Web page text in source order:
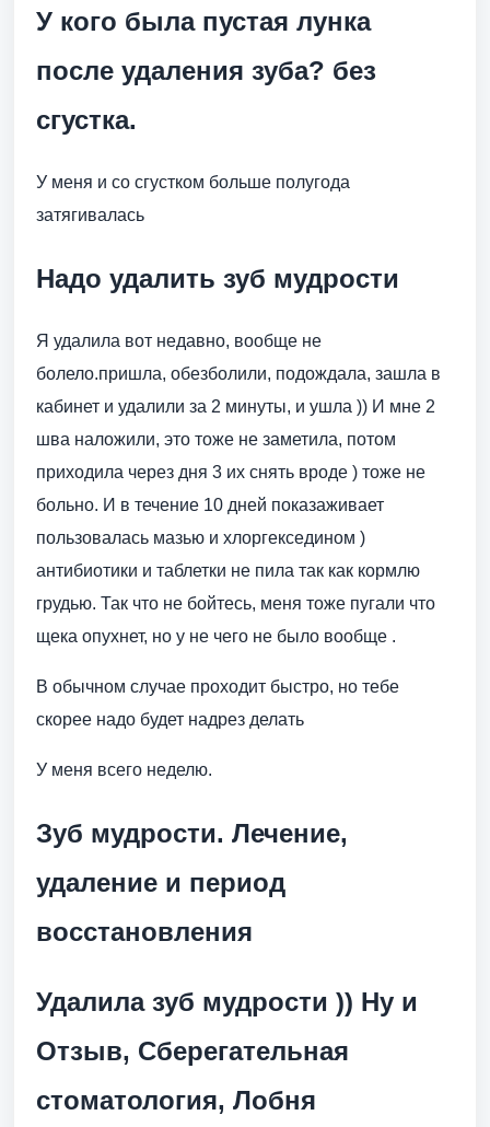
У кого была пустая лунка
после удаления зуба? без
сгустка.
У меня и со сгустком больше полугода
затягивалась
Надо удалить зуб мудрости
Я удалила вот недавно, вообще не
болело.пришла, обезболили, подождала, зашла в
кабинет и удалили за 2 минуты, и ушла )) И мне 2
шва наложили, это тоже не заметила, потом
приходила через дня 3 их снять вроде ) тоже не
больно. И в течение 10 дней показаживает
пользовалась мазью и хлоргекседином )
антибиотики и таблетки не пила так как кормлю
грудью. Так что не бойтесь, меня тоже пугали что
щека опухнет, но у не чего не было вообще .
В обычном случае проходит быстро, но тебе
скорее надо будет надрез делать
У меня всего неделю.
Зуб мудрости. Лечение,
удаление и период
восстановления
Удалила зуб мудрости )) Ну и
Отзыв, Сберегательная
стоматология, Лобня